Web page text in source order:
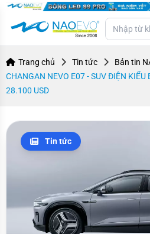
Trang chủ Tin tức
Bản tin
CHANGAN NEVO E07 - SUV ĐIỆN KIỂU
28.100 USD
Tin tức